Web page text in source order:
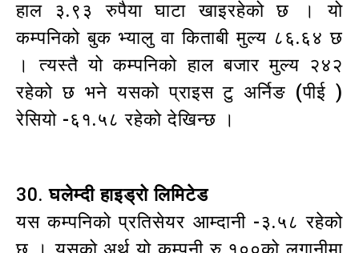
हाल ३.९३ रुपैया घाटा खाइरहेको छ । यो
कम्पनिको बुक भ्यालु वा किताबी मुल्य ८६.६४ छ
। त्यस्तै यो कम्पनिको हाल बजार मुल्य २४२
रहेको छ भने यसको प्राइस टु अर्निङ (पीई )
रेसियो -६१.५८ रहेको देखिन्छ ।
30.घलेम्दी हाइड्रो लिमिटेड
यस कम्पनिको प्रतिसेयर आम्दानी -३.५८ रहेको